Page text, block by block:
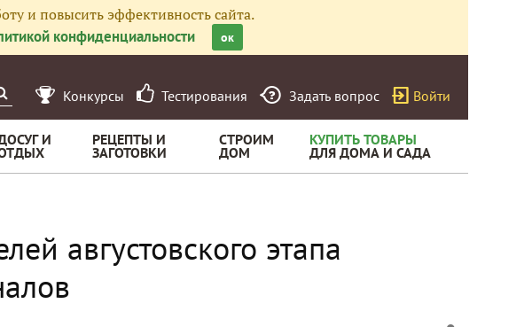
и повысить эффективность сайта.
конфиденциальности ок
Конкурсы Тестирования Задать вопрос Войти
И РЕЦЕПТЫ И
ЗАГОТОВКИ
СТРОИМ
ДОМ
КУПИТЬ ТОВАРЫ
ДЛЯ ДОМА И САДА
августовского этапа